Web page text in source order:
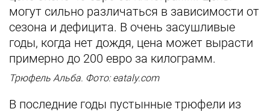
могут сильно различаться в зависимости от
сезона и дефицита. В очень засушливые
годы, когда нет дождя, цена может вырасти
примерно до 200 евро за килограмм.
Трюфель Альба. Фото: eataly.com
В последние годы пустынные трюфели из